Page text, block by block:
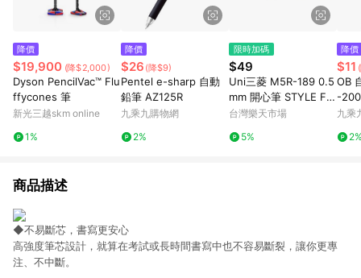
降價
$19,900 (降$2,000)
Dyson PencilVac™ Flu
ffycones 筆
新光三越skm online
1%
降價
$26 (降$9)
Pentel e-sharp 自動
鉛筆 AZ125R
九乘九購物網
2%
限時加碼
$49
Uni三菱 M5R-189 0.5
mm 開心筆 STYLE FIT
自動鉛筆筆芯 自動筆芯
額下單10%點數(單一帳
台灣樂天市場
5%
降價
$11
OB
-
九乘
商品描述
◆不易斷芯，書寫更安心
高強度筆芯設計，就算在考試或長時間書寫中也不容易斷裂，讓你更專
注、不中斷。